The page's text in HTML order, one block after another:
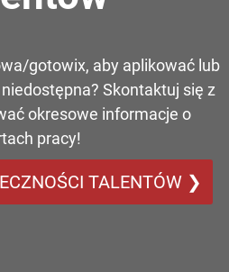
gotowix, aby aplikować lub
Skontaktuj się z
okresowe informacje o
pracy!
TALENTÓW ❯